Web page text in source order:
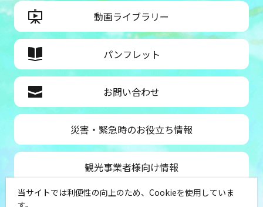
動画ライブラリー
パンフレット
お問い合わせ
災害・緊急時のお役立ち情報
観光事業者様向け情報
当サイトでは利便性の向上のため、Cookieを使用していま
す。